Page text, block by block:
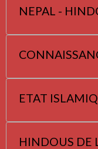
NEPAL -
ETAT
HINDOUS DE